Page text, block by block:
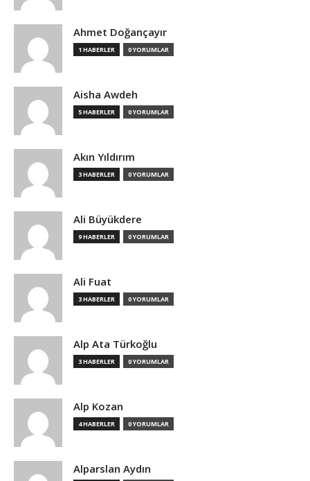
Ahmet Doğançayır
1 HABERLER 0 YORUMLAR
Aisha Awdeh
5 HABERLER 0 YORUMLAR
Akın Yıldırım
3 HABERLER 0 YORUMLAR
Ali Büyükdere
9 HABERLER 0 YORUMLAR
Ali Fuat
3 HABERLER 0 YORUMLAR
Alp Ata Türkoğlu
3 HABERLER 0 YORUMLAR
Alp Kozan
4 HABERLER 0 YORUMLAR
Alparslan Aydın